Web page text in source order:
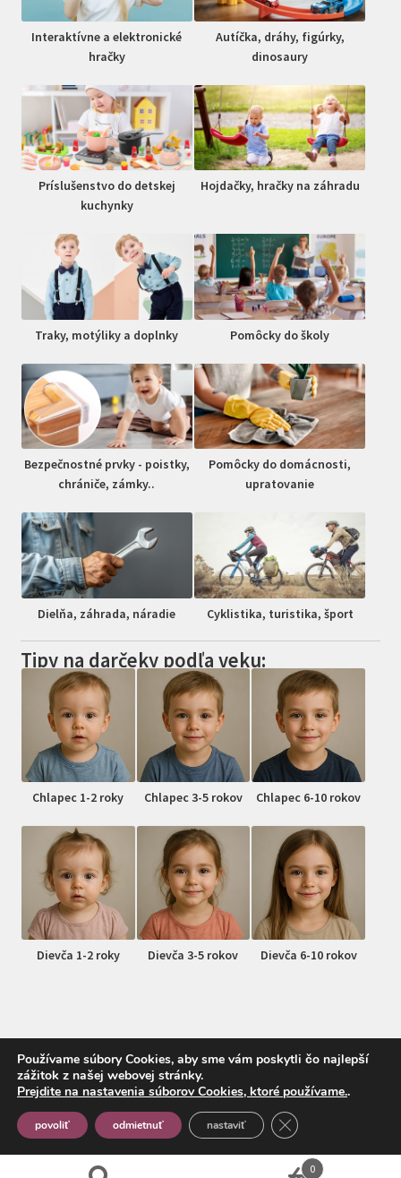
Interaktívne a elektronické
hračky
Autíčka, dráhy, figúrky,
dinosaury
Príslušenstvo do detskej
kuchynky
Hojdačky, hračky na záhradu
Traky, motýliky a doplnky Pomôcky do školy
Bezpečnostné prvky - poistky,
chrániče, zámky..
Pomôcky do domácnosti,
upratovanie
Dielňa, záhrada, náradie Cyklistika, turistika, šport
Tipy na darčeky podľa veku:
Chlapec 1-2 roky Chlapec 3-5 rokov Chlapec 6-10 rokov
Dievča 1-2 roky Dievča 3-5 rokov Dievča 6-10 rokov
© MojDrobec.sk 2026
0
Používame súbory Cookies, aby sme vám poskytli čo najlepší
zážitok z našej webovej stránky.
Prejdite na nastavenia súborov Cookies, ktoré používame..
povoliť odmietnuť nastaviť Close GDPR